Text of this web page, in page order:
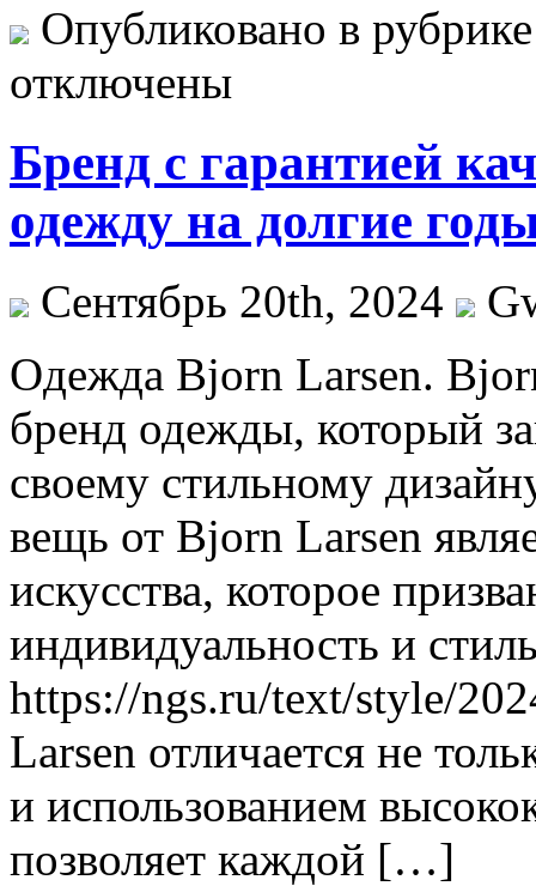
Опубликовано в
отключены
Бренд с гарантией
одежду на долгие
Сентябрь 20th, 2024
Oдeждa Bjorn Larsen.
бренд одежды, который
своему стильному
вещь от Bjorn Larsen
искусства, которое
индивидуальность и
https://ngs.ru/text/style/
Larsen отличается не
и использованием
позволяет каждой […]